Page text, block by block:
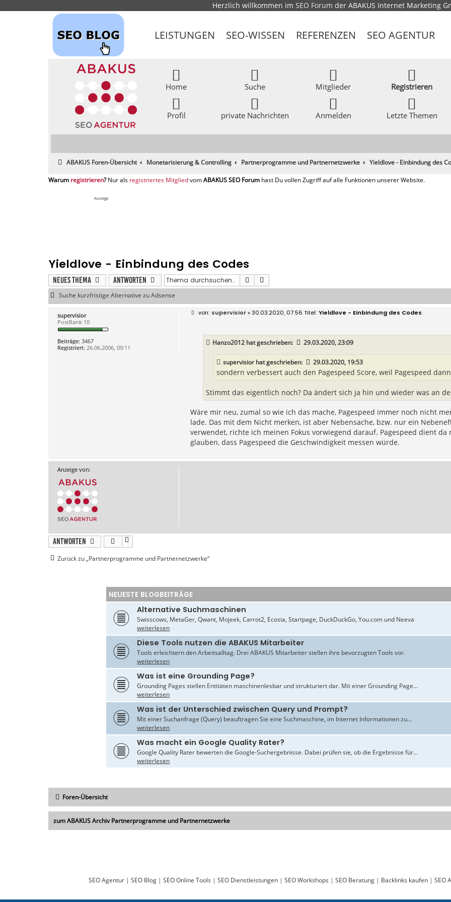
Herzlich willkommen im SEO Forum der ABAKUS Internet Marketing
LEISTUNGEN SEO-WISSEN REFERENZEN SEO AGENTUR
Home
Profil
Suche
private Nachrichten
Mitglieder
Anmelden
Registrieren
Letzte Themen
ABAKUS Foren-Übersicht Monetarisierung & Controlling Partnerprogramme und Partnernetzwerke Yieldlove - Einbindung des
registrieren registriertes Mitglied
Anzeige
Yieldlove - Einbindung des Codes
Neues Thema Antworten Suche
Suche kurzfristige Alternative zu Adsense
supervisior
PostRank 10
Beiträge: 3467
Registriert: 26.06.2006, 09:11
B
supervisior» 30.03.2020, 07:56 Yieldlove - Einbindung des Codes
Hanzo2012hat geschrieben: 29.03.2020, 23:09
supervisiorhat geschrieben: 29.03.2020, 19:53
sondern verbessert auch den Pagespeed Score, weil Pagespeed
Stimmt das eigentlich noch? Da ändert sich ja hin und wieder was an
Wäre mir neu, zumal so wie ich das mache, Pagespeed immer noch nicht
lade. Das mit dem Nicht merken, ist aber Nebensache, bzw. nur ein
verwendet, richte ich meinen Fokus vorwiegend darauf. Pagespeed dient
glauben, dass Pagespeed die Geschwindigkeit messen würde.
Anzeige von:
Antworten
Zurück zu „Partnerprogramme und Partnernetzwerke“
NEUESTE BLOGBEITRÄGE
Alternative Suchmaschinen
Swisscows, MetaGer, Qwant, Mojeek, Carrot2, Ecosia, Startpage, DuckDuckGo, You.com und Neeva
weiterlesen
Diese Tools nutzen die ABAKUS Mitarbeiter
Tools erleichtern den Arbeitsalltag. Drei ABAKUS Mitarbeiter stellen ihre bevorzugten Tools vor.
weiterlesen
Was ist eine Grounding Page?
Grounding Pages stellen Entitäten maschinenlesbar und strukturiert dar. Mit einer Grounding Page...
weiterlesen
Was ist der Unterschied zwischen Query und Prompt?
Mit einer Suchanfrage (Query) beauftragen Sie eine Suchmaschine, im Internet Informationen zu...
weiterlesen
Was macht ein Google Quality Rater?
Google Quality Rater bewerten die Google-Suchergebnisse. Dabei prüfen sie, ob die Ergebnisse für...
weiterlesen
Foren-Übersicht
zum ABAKUS Archiv Partnerprogramme und Partnernetzwerke
SEO Agentur| SEO Blog| SEO Online Tools | SEO Dienstleistungen| SEO Workshops | SEO Beratung| Backlinks kaufen| SEO